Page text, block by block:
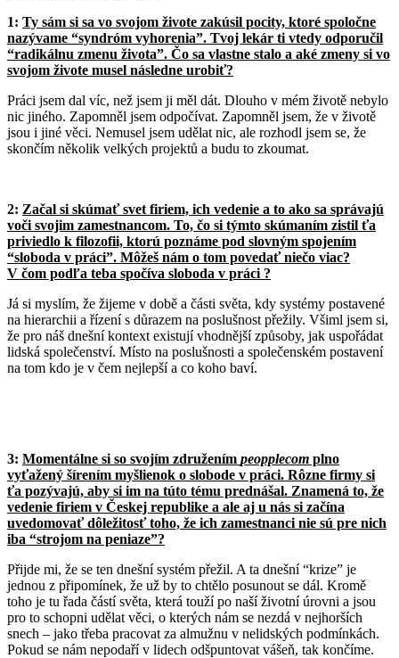
1: Ty sám si sa vo svojom živote zakúsil pocity, ktoré spoločne
nazývame “syndróm vyhorenia”. Tvoj lekár ti vtedy odporučil
“radikálnu zmenu života”. Čo sa vlastne stalo a aké zmeny si vo
svojom živote musel následne urobiť?
Práci jsem dal víc, než jsem ji měl dát. Dlouho v mém životě nebylo
nic jiného. Zapomněl jsem odpočívat. Zapomněl jsem, že v životě
jsou i jiné věci. Nemusel jsem udělat nic, ale rozhodl jsem se, že
skončím několik velkých projektů a budu to zkoumat.
2: Začal si skúmať svet firiem, ich vedenie a to ako sa správajú
voči svojim zamestnancom. To, čo si týmto skúmaním zistil ťa
priviedlo k filozofii, ktorú poznáme pod slovným spojením
“sloboda v práci”. Môžeš nám o tom povedať niečo viac?
V čom podľa teba spočíva sloboda v práci ?
Já si myslím, že žijeme v době a části světa, kdy systémy postavené
na hierarchii a řízení s důrazem na poslušnost přežily. Všiml jsem si,
že pro náš dnešní kontext existují vhodnější způsoby, jak uspořádat
lidská společenství. Místo na poslušnosti a společenském postavení
na tom kdo je v čem nejlepší a co koho baví.
3: Momentálne si so svojím združením peopplecom plno
vyťažený šírením myšlienok o slobode v práci. Rôzne firmy si
ťa pozývajú, aby si im na túto tému prednášal. Znamená to, že
vedenie firiem v Českej republike a ale aj u nás si začína
uvedomovať dôležitosť toho, že ich zamestnanci nie sú pre nich
iba “strojom na peniaze”?
Přijde mi, že se ten dnešní systém přežil. A ta dnešní “krize” je
jednou z připomínek, že už by to chtělo posunout se dál. Kromě
toho je tu řada částí světa, která touží po naší životní úrovni a jsou
pro to schopni udělat věci, o kterých nám se nezdá v nejhorších
snech – jako třeba pracovat za almužnu v nelidských podmínkách.
Pokud se nám nepodaří v lidech odšpuntovat vášeň, tak končíme.